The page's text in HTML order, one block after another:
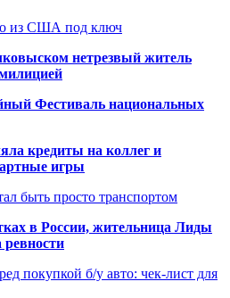
из США под ключ
нетрезвый житель
Фестиваль национальных
кредиты на коллег и
игры
быть просто транспортом
в России, жительница Лиды
ревности
покупкой б/у авто: чек-лист для